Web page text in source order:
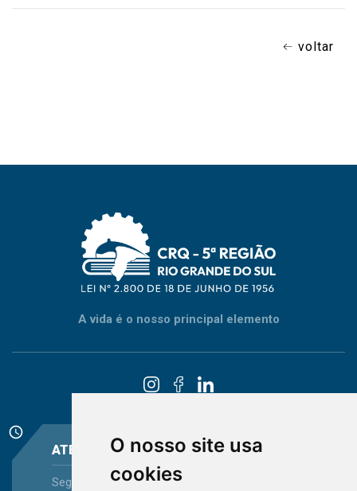
O nosso site usa
cookies
voltar
A vida é o nosso principal elemento
schedule
ATENDIMENTO
Segunda-feira a Sexta-feira - das 08:30 às 12:15 e